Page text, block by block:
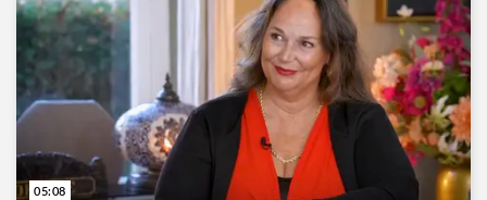
05:08